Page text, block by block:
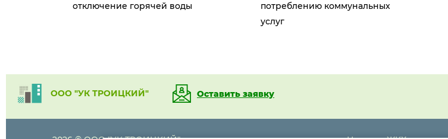
отключение горячей воды
потреблению коммунальных
услуг
ООО "УК ТРОИЦКИЙ" Оставить заявку